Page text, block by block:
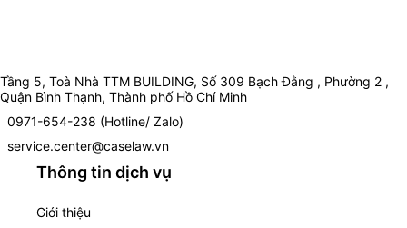
Tầng 5, Toà Nhà TTM BUILDING, Số 309 Bạch Đằng , Phường 2 ,
Quận Bình Thạnh, Thành phố Hồ Chí Minh
0971-654-238 (Hotline/ Zalo)
service.center@caselaw.vn
Thông tin dịch vụ
Giới thiệu